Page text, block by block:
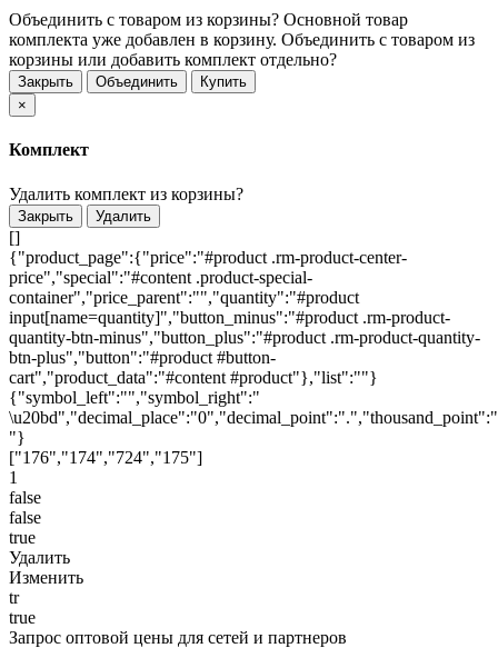
Объединить с товаром из корзины? Основной товар
комплекта уже добавлен в корзину. Объединить с товаром из
корзины или добавить комплект отдельно?
Закрыть Объединить
Купить
×
Комплект
Удалить комплект из корзины?
Закрыть Удалить
[]
{"product_page":{"price":"#product .rm-product-center-
price","special":"#content .product-special-
container","price_parent":"","quantity":"#product
input[name=quantity]","button_minus":"#product .rm-product-
quantity-btn-minus","button_plus":"#product .rm-product-quantity-
btn-plus","button":"#product #button-
cart","product_data":"#content #product"},"list":""}
{"symbol_left":"","symbol_right":"
\u20bd","decimal_place":"0","decimal_point":".","thousand_point":"
"}
["176","174","724","175"]
1
false
false
true
Удалить
Изменить
tr
true
Запрос оптовой цены для сетей и партнеров